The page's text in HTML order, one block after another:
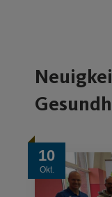
10
Okt.